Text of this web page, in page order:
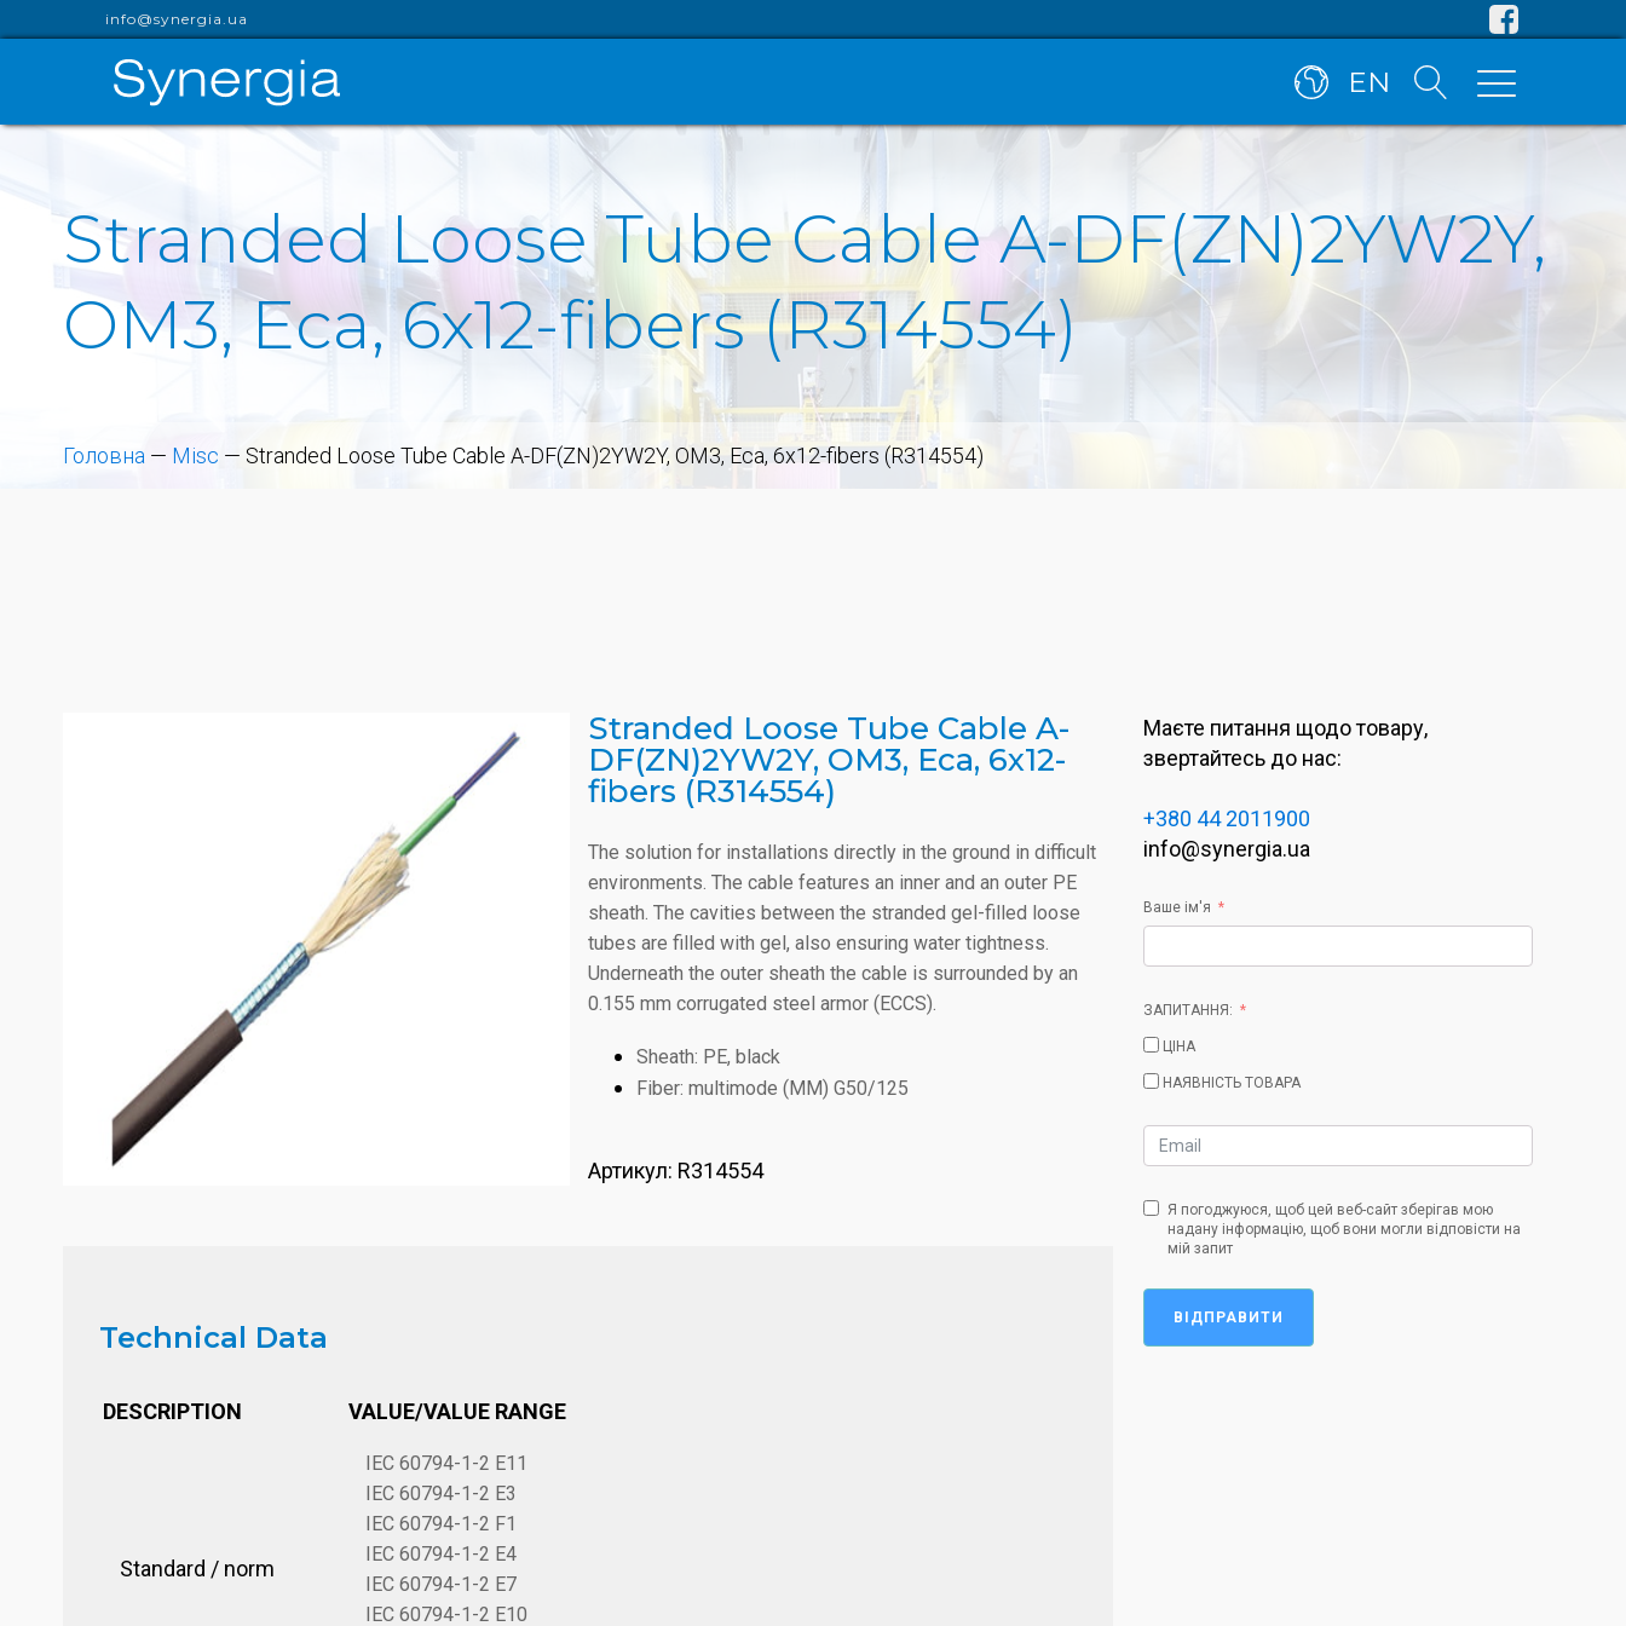
info@synergia.ua
EN
Stranded Loose Tube Cable A-DF(ZN)2YW2Y,
OM3, Eca, 6x12-fibers (R314554)
Головна — Misc — Stranded Loose Tube Cable A-DF(ZN)2YW2Y, OM3, Eca, 6x12-fibers (R314554)
Stranded Loose Tube Cable A-
DF(ZN)2YW2Y, OM3, Eca, 6x12-
fibers (R314554)
The solution for installations directly in the ground in difficult
environments. The cable features an inner and an outer PE
sheath. The cavities between the stranded gel-filled loose
tubes are filled with gel, also ensuring water tightness.
Underneath the outer sheath the cable is surrounded by an
0.155 mm corrugated steel armor (ECCS).
Sheath: PE, black
Fiber: multimode (MM) G50/125
Артикул: R314554
Technical Data
DESCRIPTION VALUE/VALUE RANGE
Standard / norm
IEC 60794-1-2 E11
IEC 60794-1-2 E3
IEC 60794-1-2 F1
IEC 60794-1-2 E4
IEC 60794-1-2 E7
IEC 60794-1-2 E10
Маєте питання щодо товару,
звертайтесь до нас:
+380 44 2011900
info@synergia.ua
Ваше ім'я
ЗАПИТАННЯ:
ЦІНА
НАЯВНІСТЬ ТОВАРА
Я погоджуюся, щоб цей веб-сайт зберігав мою
надану інформацію, щоб вони могли відповісти на
мій запит
ВІДПРАВИТИ